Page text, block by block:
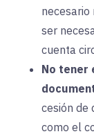
necesario
ser
cuenta
No tener
cesión de
como el